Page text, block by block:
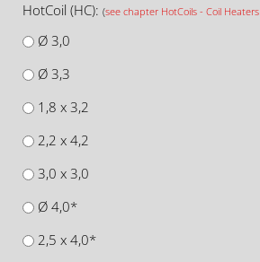
HotCoil (HC): (see chapter HotCoils - Coil Heaters
Ø 3,0
Ø 3,3
1,8 x 3,2
2,2 x 4,2
3,0 x 3,0
Ø 4,0*
2,5 x 4,0*